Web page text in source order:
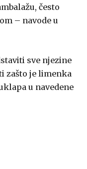
često
– navode u
sve njezine
zašto je limenka
u navedene